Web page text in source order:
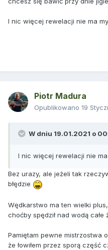
I nic więcej rewelacji nie ma
Piotr Madura
Opublikowano 19
W dniu 19.01.2021 o
I nic więcej rewelacji nie
Bez urazy, ale jeżeli tak
błędzie
Wędkarstwo ma ten wielki
choćby spędził nad wodą całe
Pamiętam pewne mistrzostwa
że łowiłem przez sporą część